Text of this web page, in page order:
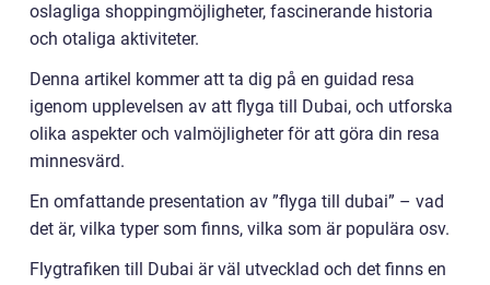
oslagliga shoppingmöjligheter, fascinerande historia
och otaliga aktiviteter.
Denna artikel kommer att ta dig på en guidad resa
igenom upplevelsen av att flyga till Dubai, och utforska
olika aspekter och valmöjligheter för att göra din resa
minnesvärd.
En omfattande presentation av ”flyga till dubai” – vad
det är, vilka typer som finns, vilka som är populära osv.
Flygtrafiken till Dubai är väl utvecklad och det finns en